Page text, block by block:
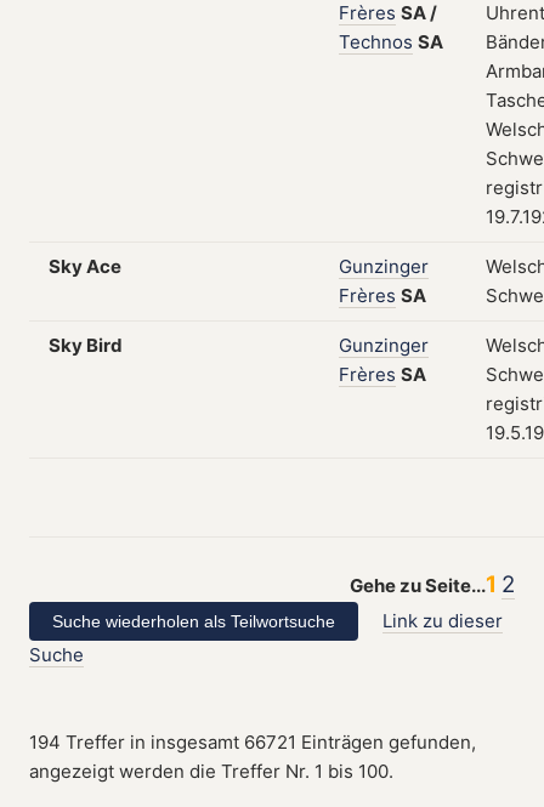
Frères SA/
Technos SA
Sky Ace
Gunzinger
Frères SA
Sky Bird
Gunzinger
Frères SA
Gehe zu Seite...1 2
Link zu dieser
Suche
194 Treffer in insgesamt 66721 Einträgen gefunden,
angezeigt werden die Treffer Nr. 1 bis 100.